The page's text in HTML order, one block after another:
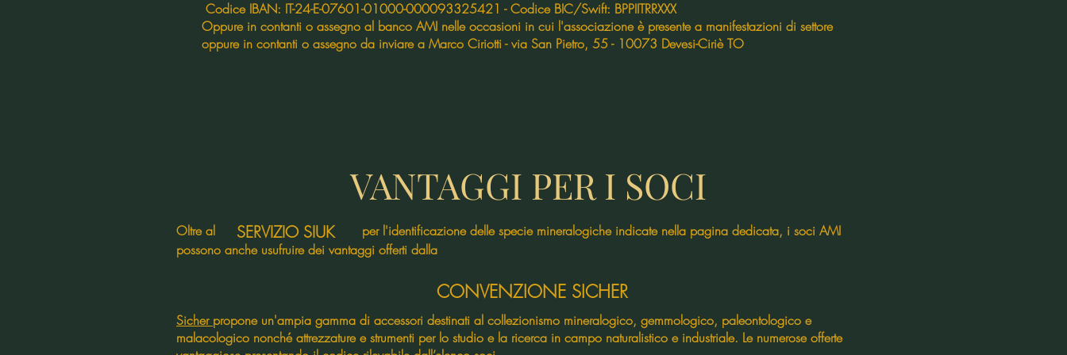
Codice IBAN: IT-24-E-07601-01000-000093325421 - Codice BIC/Swift: BPPIITRRXXX
Oppure in contanti o assegno al banco AMI nelle occasioni in cui l'associazione è presente a manifestazioni di settore
oppure in contanti o assegno da inviare a Marco Ciriotti - via San Pietro, 55 - 10073 Devesi-Ciriè TO
VANTAGGI PER I SOCI
Oltre al per l'identificazione delle specie mineralogiche indicate nella pagina dedicata, i soci AMI
possono anche usufruire dei vantaggi offerti dalla
Sicher propone un'ampia gamma di accessori destinati al collezionismo mineralogico, gemmologico, paleontologico e
malacologico nonché attrezzature e strumenti per lo studio e la ricerca in campo naturalistico e industriale. Le numerose offerte
CONVENZIONE SICHER
SERVIZIO SIUK